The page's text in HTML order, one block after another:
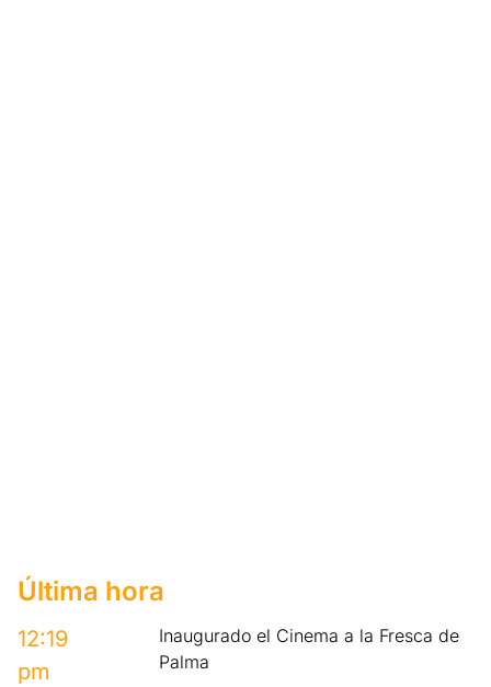
Última hora
12:19
pm
Inaugurado el Cinema a la Fresca de
Palma